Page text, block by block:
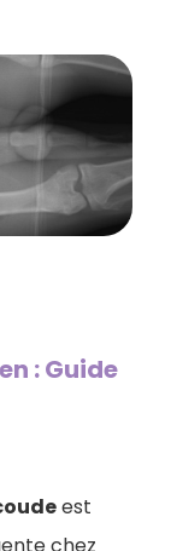
: Guide
est